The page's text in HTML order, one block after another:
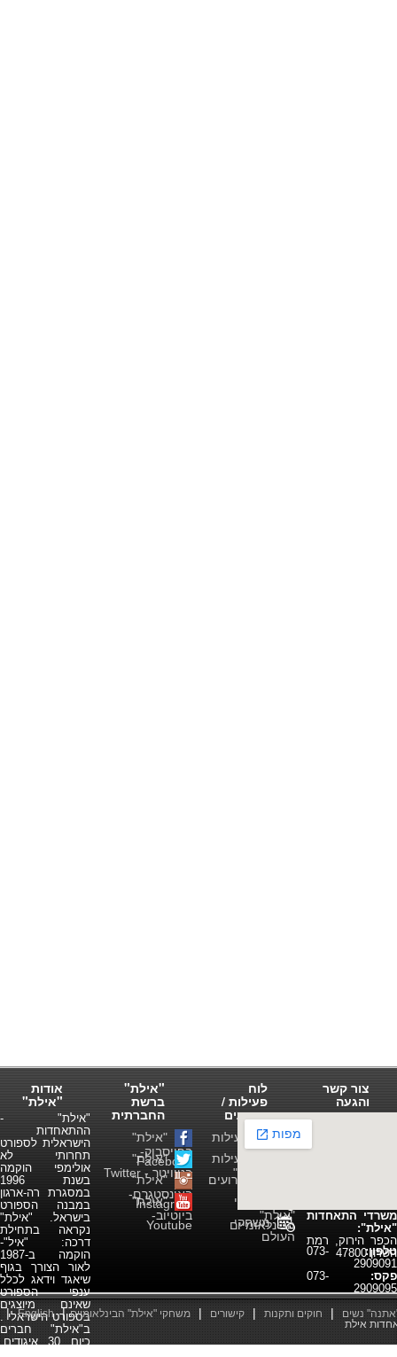
אודות
"אילת"
"אילת" -
ההתאחדות
הישראלית לספורט
תחרותי לא
אולימפי הוקמה
בשנת 1996
במסגרת רה-ארגון
במבנה הספורט
בישראל. "אילת"
נקראה בתחילת
דרכה: "איל"-
הוקמה ב-1987
לאור הצורך בגוף
שיאגד וידאג לכלל
ענפי הספורט
שאינם מיוצגים
בספורט הישראלי .
ב"אילת" חברים
כיום 30 איגודים,
"אילת"
ברשת
החברתית
"אילת"
בפייסבוק-
Facebook
"אילת"
בטוויטר - Twitter
"אילת"
באינסטגרם-
Instagram
"אילת"
ביוטיוב-
Youtube
לוח
פעילות /
אירועים
לוח פעילות
התאחדותלוח פעילות
ענפי "אילת"
לוח אירועים
משחקי
"אילת"
הבינלאומיים
משחקי
העולם
צור קשר
והגעה
משרדי התאחדות
"אילת":
הכפר הירוק, רמת
השרון 47800
טלפון:
073-
2909091
פקס:
073-
2909095
נשים | חוקים ותקנות | קישורים | משחקי "אילת" הבינלאומיים |
English
|